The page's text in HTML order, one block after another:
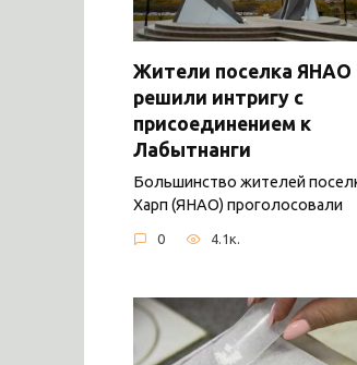
Жители поселка ЯНАО
решили интригу с
присоединением к
Лабытнанги
Большинство жителей
Харп (ЯНАО) проголосовали
0 4.1к.